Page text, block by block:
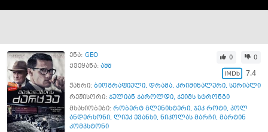
ენა: GEO
ქვეყანა: აშშ
0 0
7.4
ჟანრი: ბიოგრაფიული, დრამა, კრიმინალური, სერიალი
რეჟისორი: ჯულიან ჯაროლდი, ჯეიმს სტრონგი
მსახიობები: რობერტ გლენისტერი, ჯეკ როტი, პოლ
ანდერსონი, ლიუკ ევანსი, ნიკოლას მარჩი, მარტინ
კომპსტონი